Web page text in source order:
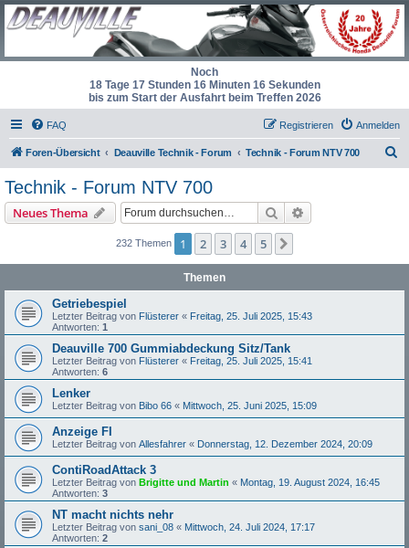
Noch
18 Tage 17 Stunden 16 Minuten 16 Sekunden
bis zum Start der Ausfahrt beim Treffen 2026
FAQ Anmelden
Registrieren
Foren-Übersicht Deauville Technik - Forum Technik - Forum NTV 700
Technik - Forum NTV 700
Neues Thema Suche
232 Themen 1 2 3 4 5
Themen
Getriebespiel
Letzter Beitrag von Flüsterer « Freitag, 25. Juli 2025, 15:43
Antworten: 1
Deauville 700 Gummiabdeckung Sitz/Tank
Letzter Beitrag von Flüsterer « Freitag, 25. Juli 2025, 15:41
Antworten: 6
Lenker
Letzter Beitrag von Bibo 66 « Mittwoch, 25. Juni 2025, 15:09
Anzeige FI
Letzter Beitrag von Allesfahrer « Donnerstag, 12. Dezember 2024, 20:09
ContiRoadAttack 3
Letzter Beitrag von Brigitte und Martin « Montag, 19. August 2024, 16:45
Antworten: 3
NT macht nichts nehr
Letzter Beitrag von sani_08 « Mittwoch, 24. Juli 2024, 17:17
Antworten: 2